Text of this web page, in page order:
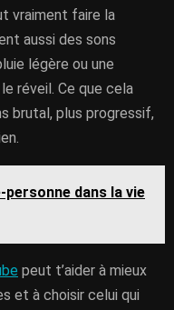
vraiment faire la
aussi des sons
légère ou une
réveil. Ce que cela
brutal, plus progressif,
personne dans la vie
peut t’aider à mieux
et à choisir celui qui